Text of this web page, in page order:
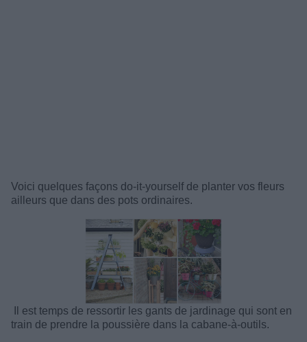
Voici quelques façons do-it-yourself de planter vos fleurs
ailleurs que dans des pots ordinaires.
Il est temps de ressortir les gants de jardinage qui sont en
train de prendre la poussière dans la cabane-à-outils.